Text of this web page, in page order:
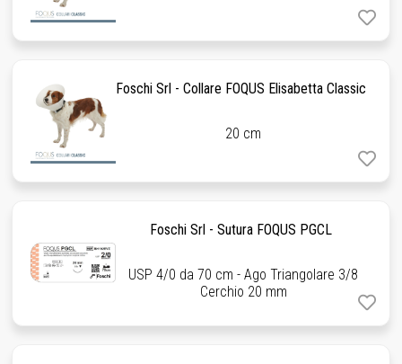
Foschi Srl - Collare FOQUS Elisabetta Classic
20 cm
Foschi Srl - Sutura FOQUS PGCL
USP 4/0 da 70 cm - Ago Triangolare 3/8
Cerchio 20 mm